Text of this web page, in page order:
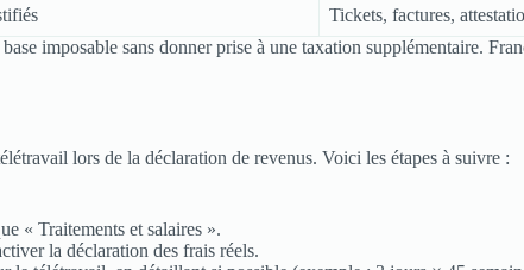
Tickets, factures,
imposable sans donner prise à une taxation supplémentaire.
lors de la déclaration de revenus. Voici les étapes à suivre :
« Traitements et salaires ».
la déclaration des frais réels.